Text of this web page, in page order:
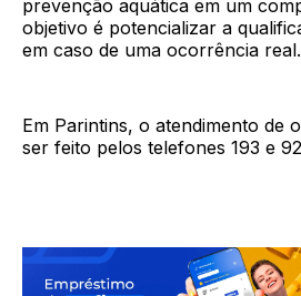
prevenção aquática em um
objetivo é potencializar a
em caso de uma ocorrência real.
Em Parintins, o atendimento de
ser feito pelos telefones 193 e